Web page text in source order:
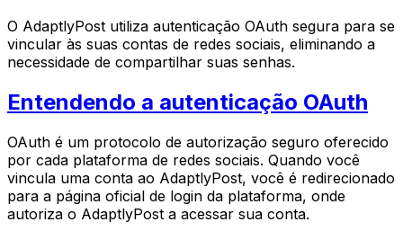
O AdaptlyPost utiliza autenticação OAuth segura para se
vincular às suas contas de redes sociais, eliminando a
necessidade de compartilhar suas senhas.
Entendendo a autenticação OAuth
OAuth é um protocolo de autorização seguro oferecido
por cada plataforma de redes sociais. Quando você
vincula uma conta ao AdaptlyPost, você é redirecionado
para a página oficial de login da plataforma, onde
autoriza o AdaptlyPost a acessar sua conta.